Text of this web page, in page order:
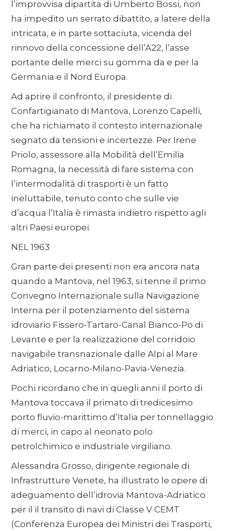
l’improvvisa dipartita di Umberto Bossi, non
ha impedito un serrato dibattito, a latere della
intricata, e in parte sottaciuta, vicenda del
rinnovo della concessione dell’A22, l’asse
portante delle merci su gomma da e per la
Germania e il Nord Europa.
Ad aprire il confronto, il presidente di
Confartigianato di Mantova, Lorenzo Capelli,
che ha richiamato il contesto internazionale
segnato da tensioni e incertezze. Per Irene
Priolo, assessore alla Mobilità dell’Emilia
Romagna, la necessità di fare sistema con
l’intermodalità di trasporti è un fatto
ineluttabile, tenuto conto che sulle vie
d’acqua l’Italia è rimasta indietro rispetto agli
altri Paesi europei.
NEL 1963
Gran parte dei presenti non era ancora nata
quando a Mantova, nel 1963, si tenne il primo
Convegno Internazionale sulla Navigazione
Interna per il potenziamento del sistema
idroviario Fissero-Tartaro-Canal Bianco-Po di
Levante e per la realizzazione del corridoio
navigabile transnazionale dalle Alpi al Mare
Adriatico, Locarno-Milano-Pavia-Venezia.
Pochi ricordano che in quegli anni il porto di
Mantova toccava il primato di tredicesimo
porto fluvio-marittimo d’Italia per tonnellaggio
di merci, in capo al neonato polo
petrolchimico e industriale virgiliano.
Alessandra Grosso, dirigente regionale di
Infrastrutture Venete, ha illustrato le opere di
adeguamento dell’idrovia Mantova-Adriatico
per il il transito di navi di Classe V CEMT
(Conferenza Europea dei Ministri dei Trasporti,